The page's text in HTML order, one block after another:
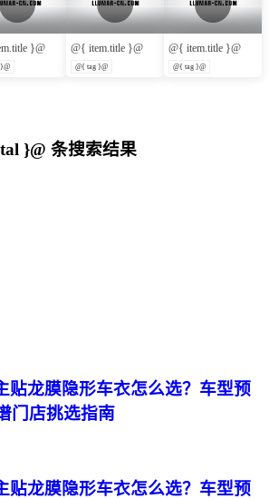
}@ @{ item.title }@
@{ tag }@
@{ item.title }@
@{ tag }@
}@ 条搜索结果
贴龙膜隐形车衣怎么选？车型预
门店挑选指南
贴龙膜隐形车衣怎么选？车型预